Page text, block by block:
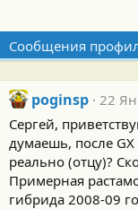
Сообщения
poginsp 22
Сергей,
думаешь, после
реально (отцу)?
Примерная
гибрида 2008-09